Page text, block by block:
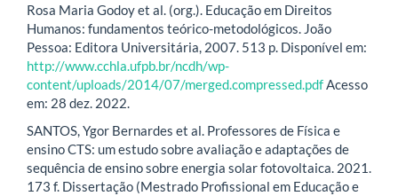
Rosa Maria Godoy et al. (org.). Educação em Direitos
Humanos: fundamentos teórico-metodológicos. João
Pessoa: Editora Universitária, 2007. 513 p. Disponível em:
http://www.cchla.ufpb.br/ncdh/wp-
content/uploads/2014/07/merged.compressed.pdfAcesso
em: 28 dez. 2022.
SANTOS, Ygor Bernardes et al. Professores de Física e
ensino CTS: um estudo sobre avaliação e adaptações de
sequência de ensino sobre energia solar fotovoltaica. 2021.
173 f. Dissertação (Mestrado Profissional em Educação e